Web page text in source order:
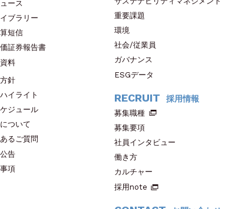
ース
ブラリー
短信
証券報告書
料
針
イライト
ジュール
ついて
るご質問
告
項
重要課題
環境
社会/従業員
ガバナンス
ESGデータ
RECRUIT 採用情報
募集職種
募集要項
社員インタビュー
働き方
カルチャー
採用note